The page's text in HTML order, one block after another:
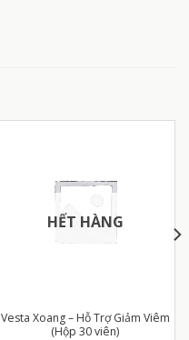
HẾT HÀNG
Vesta Xoang – Hỗ Trợ Giảm Viêm
(Hộp 30 viên)